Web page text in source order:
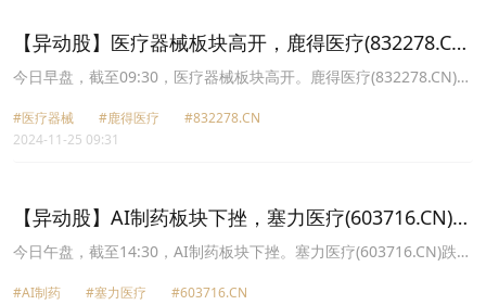
【异动股】医疗器械板块高开，鹿得医疗(832278.CN)
涨29.91%
今日早盘，截至09:30，医疗器械板块高开。鹿得医疗(832278.CN)涨
仪器(300206.CN)涨20.00%报13.98元，祥生医疗(688358.CN)涨
16.38%报28.0元，安必平(688393.CN)涨14.13%报21.08元，锦好医
#医疗器械 #鹿得医疗
#832278.CN
2024-11-25 09:31
【异动股】AI制药板块下挫，塞力医疗(603716.CN)跌
7.32%
今日午盘，截至14:30，AI制药板块下挫。塞力医疗(603716.CN)跌
药(301230.CN)跌4.78%报46.06元，安必平(688393.CN)跌3.74%报
#AI制药 #塞力医疗
#603716.CN